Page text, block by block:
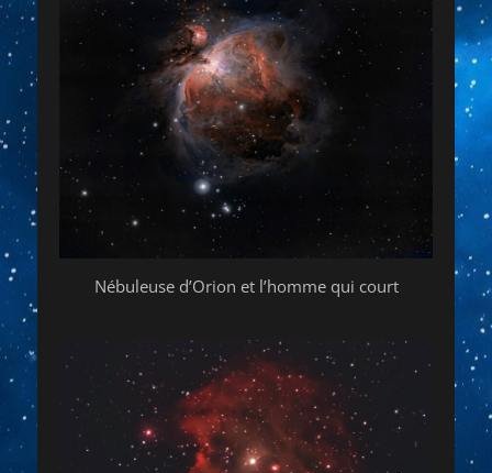
Nébuleuse d’Orion et l’homme qui court